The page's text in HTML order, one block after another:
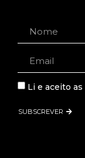
Li e aceito as
SUBSCREVER